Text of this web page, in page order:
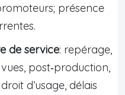
présence
de service: repérage,
post‑production,
d’usage, délais